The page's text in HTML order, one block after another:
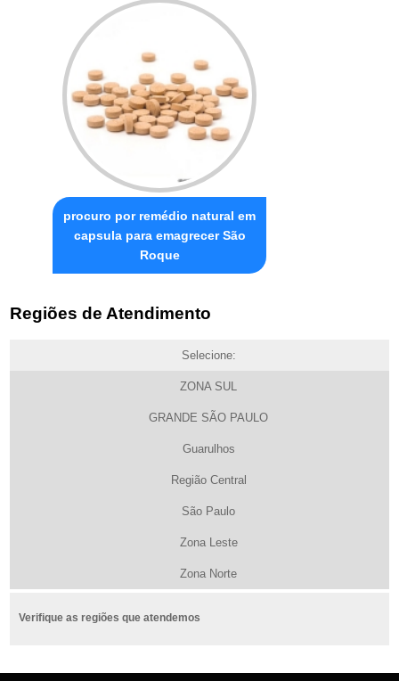
procuro por remédio natural em
capsula para emagrecer São
Roque
Regiões de Atendimento
Selecione:
ZONA SUL
GRANDE SÃO PAULO
Guarulhos
Região Central
São Paulo
Zona Leste
Zona Norte
Verifique as regiões que atendemos